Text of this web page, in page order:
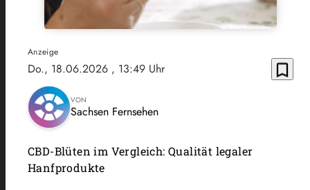
Anzeige
Do., 18.06.2026 , 13:49 Uhr bookmark_border
VON
Sachsen Fernsehen
CBD-Blüten im Vergleich: Qualität legaler
Hanfprodukte